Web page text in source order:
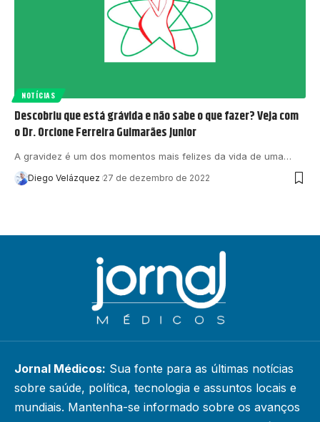
NOTÍCIAS
Descobriu que está grávida e não sabe o que fazer? Veja com
o Dr. Orcione Ferreira Guimarães Junior
A gravidez é um dos momentos mais felizes da vida de uma…
Diego Velázquez 27 de dezembro de 2022
Jornal Médicos: Sua fonte para as últimas notícias
sobre saúde, política, tecnologia e assuntos locais e
mundiais. Mantenha-se informado sobre os avanços